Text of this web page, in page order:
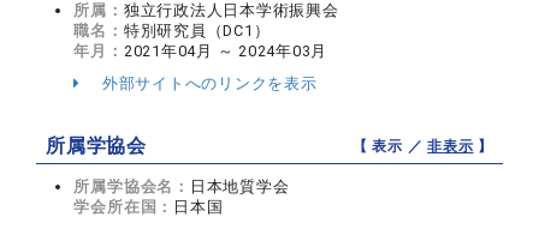
所属： 独立行政法人日本学術振興会
職名： 特別研究員（DC1）
年月： 2021年04月 ～ 2024年03月
外部サイトへのリンクを表示
所属学協会 【 表示 ／非表示 】
所属学協会名： 日本地質学会
学会所在国： 日本国